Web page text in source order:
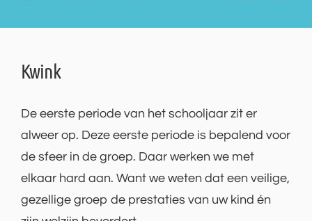
Kwink
De eerste periode van het schooljaar zit er
alweer op. Deze eerste periode is bepalend voor
de sfeer in de groep. Daar werken we met
elkaar hard aan. Want we weten dat een veilige,
gezellige groep de prestaties van uw kind én